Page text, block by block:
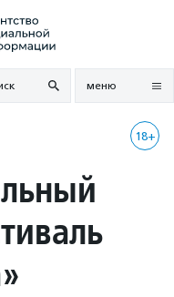
меню
18+